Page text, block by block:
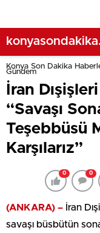
Konya Son Dakika
Gündem
İran
“Savaşı
Teşebbüsü
Karşılarız”
0 0
(ANKARA) – İran
savaşı büsbütün